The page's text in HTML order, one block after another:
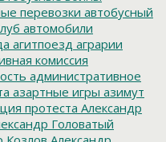
перевозки автобусный
автомобили
агитпоезд аграрии
комиссия
административное
азартные игры азимут
протеста Александр
Головатый